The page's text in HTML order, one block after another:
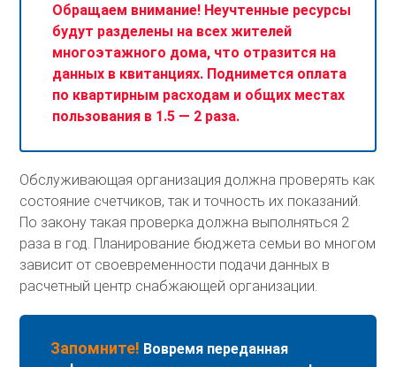
Обращаем внимание! Неучтенные ресурсы
будут разделены на всех жителей
многоэтажного дома, что отразится на
данных в квитанциях. Поднимется оплата
по квартирным расходам и общих местах
пользования в 1.5 — 2 раза.
Обслуживающая организация должна проверять как
состояние счетчиков, так и точность их показаний.
По закону такая проверка должна выполняться 2
раза в год. Планирование бюджета семьи во многом
зависит от своевременности подачи данных в
расчетный центр снабжающей организации.
Запомните! Вовремя переданная